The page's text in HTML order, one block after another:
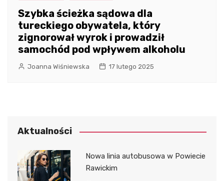
Szybka ścieżka sądowa dla
tureckiego obywatela, który
zignorował wyrok i prowadził
samochód pod wpływem alkoholu
Joanna Wiśniewska 17 lutego 2025
Aktualności
Nowa linia autobusowa w Powiecie
Rawickim